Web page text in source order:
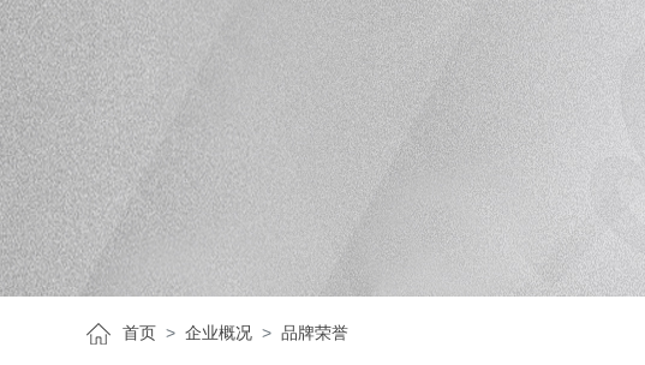
首页 企业概况 品牌荣誉